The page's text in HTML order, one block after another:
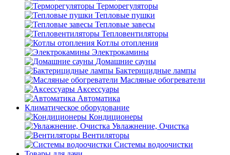
Терморегуляторы
Тепловые пушки
Тепловые завесы
Тепловентиляторы
Котлы отопления
Электрокамины
Домашние сауны
Бактерицидные лампы
Масляные обогреватели
Аксессуары
Автоматика
Климатическое оборудование
Кондиционеры
Увлажнение, Очистка
Вентиляторы
Системы водоочистки